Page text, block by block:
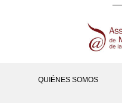
QUIÉNES SOMOS